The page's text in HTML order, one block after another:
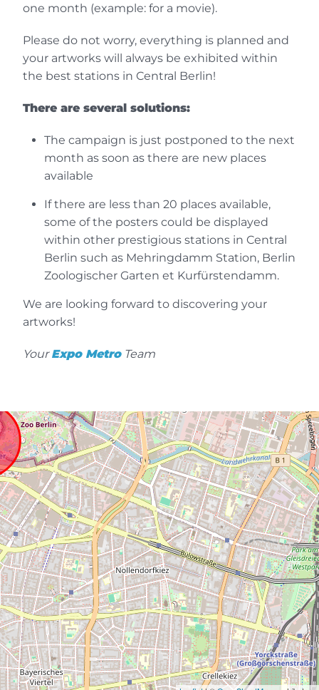
Blazir
Artista Fotógrafo
¡Queridos organizadores! Me gustaría
formado parte de este maravilloso
Metro ExpoBerlín. Me parece muy
acertada la idea de una exposición
conjunta de muchos artistas en un lugar
tan concurrido como una estación de
metro, combinada con su presentación
más amplia a través de Internet. Y todavía
más en estos tiempos difíciles de
pandemia en los que tanto se necesitan
Personalmente, formar parte de este
proyecto ha sido una experiencia
de presentar mi trabajo artístico junto a
los organizadores. BLAZIR / Błażej
Dzieduszycki
Circle of European Artists
Asociación de Artistas
El Círculo de Artistas Europeos agradece
calurosamente a ExpoMetro por esta gran
aventura en Miami Beach con el “Art
one month (example: for a movie).
Please do not worry, everything is planned and
your artworks will always be exhibited within
the best stations in Central Berlin!
There are several solutions:
The campaign is just postponed to the next
month as soon as there are new places
available
If there are less than 20 places available,
some of the posters could be displayed
within other prestigious stations in Central
Berlin such as Mehringdamm Station, Berlin
Zoologischer Garten et Kurfürstendamm.
We are looking forward to discovering your
artworks!
YourExpo MetroTeam